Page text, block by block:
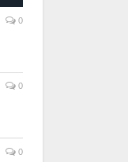
0
0
0